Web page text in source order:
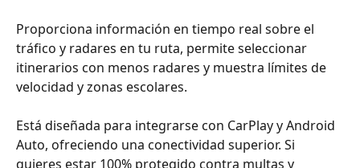
Proporciona información en tiempo real sobre el
tráfico y radares en tu ruta, permite seleccionar
itinerarios con menos radares y muestra límites de
velocidad y zonas escolares.
Está diseñada para integrarse con CarPlay y Android
Auto, ofreciendo una conectividad superior. Si
quieres estar 100% protegido contra multas y